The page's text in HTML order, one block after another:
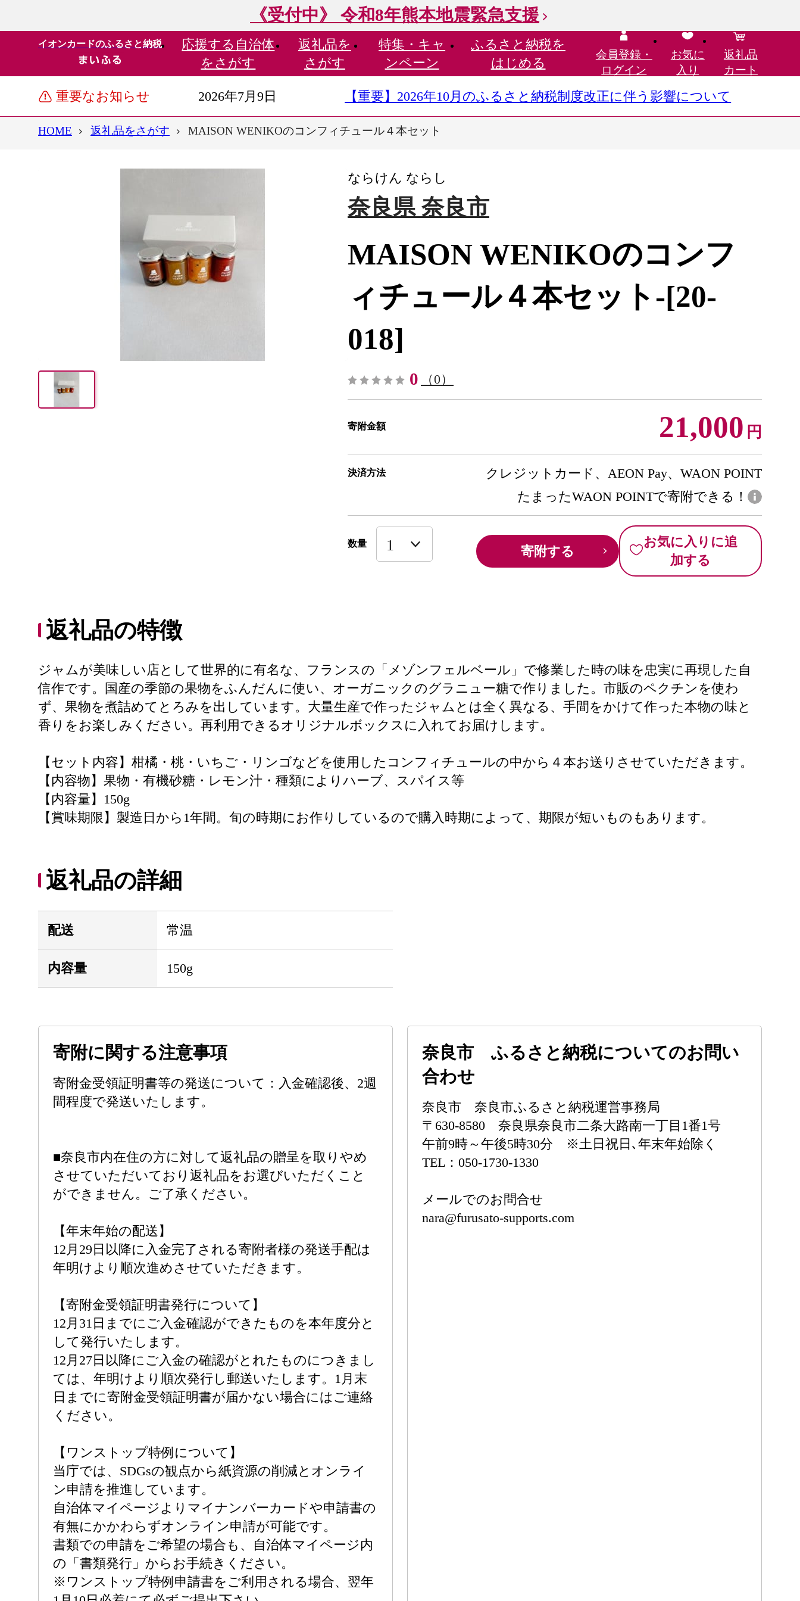
《受付中》 令和8年熊本地震緊急支援
イオンカードのふるさと納税 応援する 自治体
をさがす
返礼品を
さがす
特集・ キャ
ンペーン
ふるさと納税を
はじめる
会員登録・
ログイン
お気に
入り
返礼品
カート
重要なお知らせ 2026年7月9日 【重要】2026年10月のふるさと納税制度改正に伴う影響について
HOME 返礼品をさがす MAISON WENIKOのコンフィチュール４本セット
ならけん ならし
奈良県 奈良市
MAISON WENIKOのコンフ
ィチュール４本セット-[20-
018]
0 （0）
寄附金額 21,000 円
決済方法
クレジットカード、AEON Pay、WAON POINT
たまったWAON POINTで寄附できる！
数量 寄附する
お気に入りに追
加する
返礼品の特徴
ジャムが美味しい店として世界的に有名な、フランスの「メゾンフェルベール」で修業した時の味を忠実に再現した自
信作です。国産の季節の果物をふんだんに使い、オーガニックのグラニュー糖で作りました。市販のペクチンを使わ
ず、果物を煮詰めてとろみを出しています。大量生産で作ったジャムとは全く異なる、手間をかけて作った本物の味と
香りをお楽しみください。再利用できるオリジナルボックスに入れてお届けします。
【セット内容】柑橘・桃・いちご・リンゴなどを使用したコンフィチュールの中から４本お送りさせていただきます。
【内容物】果物・有機砂糖・レモン汁・種類によりハーブ、スパイス等
【内容量】150g
【賞味期限】製造日から1年間。旬の時期にお作りしているので購入時期によって、期限が短いものもあります。
返礼品の詳細
配送 常温
内容量 150g
寄附に関する注意事項
寄附金受領証明書等の発送について：入金確認後、2週
間程度で発送いたします。
■奈良市内在住の方に対して返礼品の贈呈を取りやめ
させていただいており返礼品をお選びいただくこと
ができません。ご了承ください。
【年末年始の配送】
12月29日以降に入金完了される寄附者様の発送手配は
年明けより順次進めさせていただきます。
【寄附金受領証明書発行について】
12月31日までにご入金確認ができたものを本年度分と
して発行いたします。
12月27日以降にご入金の確認がとれたものにつきまし
ては、年明けより順次発行し郵送いたします。1月末
日までに寄附金受領証明書が届かない場合にはご連絡
ください。
【ワンストップ特例について】
当庁では、SDGsの観点から紙資源の削減とオンライ
ン申請を推進しています。
自治体マイページよりマイナンバーカードや申請書の
有無にかかわらずオンライン申請が可能です。
書類での申請をご希望の場合も、自治体マイページ内
の「書類発行」からお手続きください。
※ワンストップ特例申請書をご利用される場合、翌年
奈良市 ふるさと納税についてのお問い
合わせ
奈良市 奈良市ふるさと納税運営事務局
〒630-8580 奈良県奈良市二条大路南一丁目1番1号
午前9時～午後5時30分 ※土日祝日､年末年始除く
TEL：050-1730-1330
メールでのお問合せ
nara@furusato-supports.com